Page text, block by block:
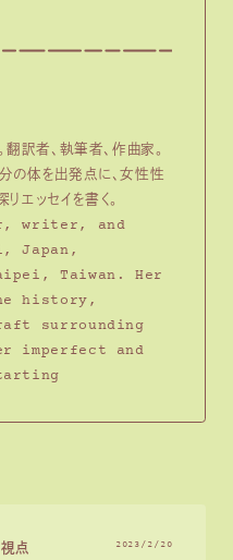
訳者、執筆者、作曲家。
の体を出発点に、女性性
エッセイを書く。
writer, and
Japan,
Taiwan. Her
history,
surrounding
imperfect and
点
2023/2/20